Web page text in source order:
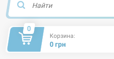
0
Корзина:
0 грн